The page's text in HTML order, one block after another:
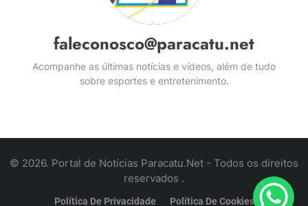
faleconosco@paracatu.net
Acompanhe as últimas notícias e vídeos, além de tudo
sobre esportes e entretenimento.
© 2026. Portal de Notícias Paracatu.Net - Todos os direitos
reservados .
Política De Privacidade Política De Cookies